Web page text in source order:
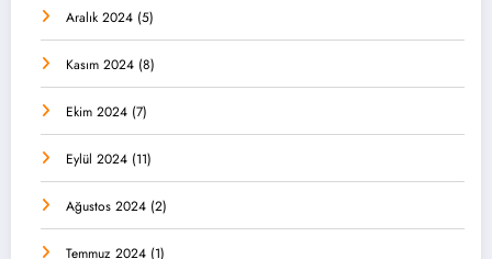
Aralık 2024 (5)
Kasım 2024 (8)
Ekim 2024 (7)
Eylül 2024 (11)
Ağustos 2024 (2)
Temmuz 2024 (1)